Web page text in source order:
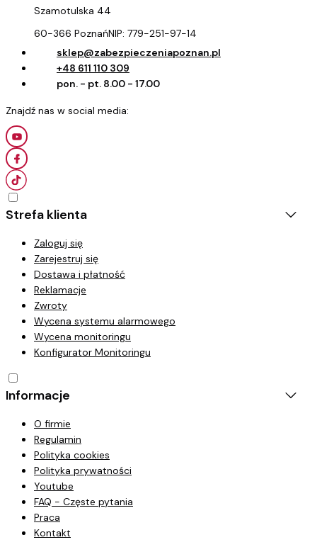
Szamotulska 44
60-366 PoznańNIP: 779-251-97-14
sklep@zabezpieczeniapoznan.pl
+48 611 110 309
pon. - pt. 8.00 - 17.00
Strefa klienta
Zaloguj się
Zarejestruj się
Dostawa i płatność
Reklamacje
Zwroty
Wycena systemu alarmowego
Wycena monitoringu
Konfigurator Monitoringu
Informacje
O firmie
Regulamin
Polityka cookies
Polityka prywatności
Youtube
FAQ - Częste pytania
Praca
Kontakt